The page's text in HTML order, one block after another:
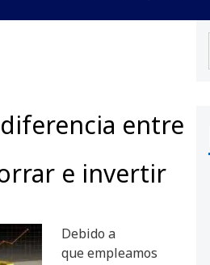
entre
e invertir
Debido a
que empleamos